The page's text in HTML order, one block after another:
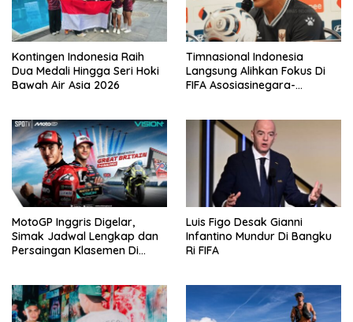
Kontingen Indonesia Raih
Dua Medali Hingga Seri Hoki
Bawah Air Asia 2026
Timnasional Indonesia
Langsung Alihkan Fokus Di
FIFA Asosiasinegara-
MotoGP Inggris Digelar,
Simak Jadwal Lengkap dan
Persaingan Klasemen Di
Luis Figo Desak Gianni
Infantino Mundur Di Bangku
Ri FIFA